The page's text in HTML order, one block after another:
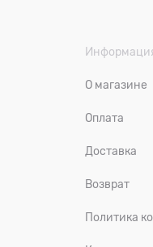
О магазине
Оплата
Доставка
Возврат
Политика